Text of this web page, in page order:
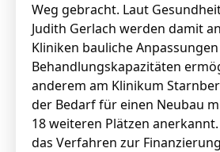
Weg gebracht. Laut
Judith Gerlach werden damit
Kliniken bauliche
Behandlungskapazitäten
anderem am Klinikum
der Bedarf für einen Neubau
18 weiteren Plätzen
das Verfahren zur